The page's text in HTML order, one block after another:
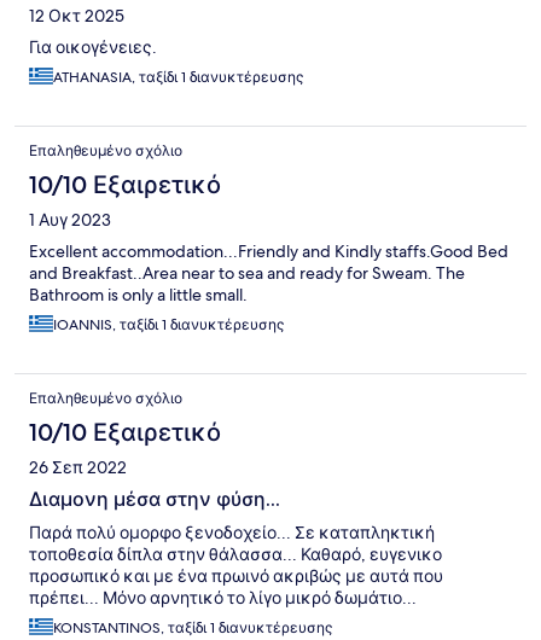
12 Οκτ 2025
Για οικογένειες.
ATHANASIA, ταξίδι 1 διανυκτέρευσης
Επαληθευμένο σχόλιο
10/10 Εξαιρετικό
1 Αυγ 2023
Excellent accommodation...Friendly and Kindly staffs.Good Bed
and Breakfast..Area near to sea and ready for Sweam. The
Bathroom is only a little small.
IOANNIS, ταξίδι 1 διανυκτέρευσης
Επαληθευμένο σχόλιο
10/10 Εξαιρετικό
26 Σεπ 2022
Διαμονη μέσα στην φύση...
Παρά πολύ ομορφο ξενοδοχείο... Σε καταπληκτική
τοποθεσία δίπλα στην θάλασσα... Καθαρό, ευγενικο
προσωπικό και με ένα πρωινό ακριβώς με αυτά που
πρέπει... Μόνο αρνητικό το λίγο μικρό δωμάτιο...
KONSTANTINOS, ταξίδι 1 διανυκτέρευσης